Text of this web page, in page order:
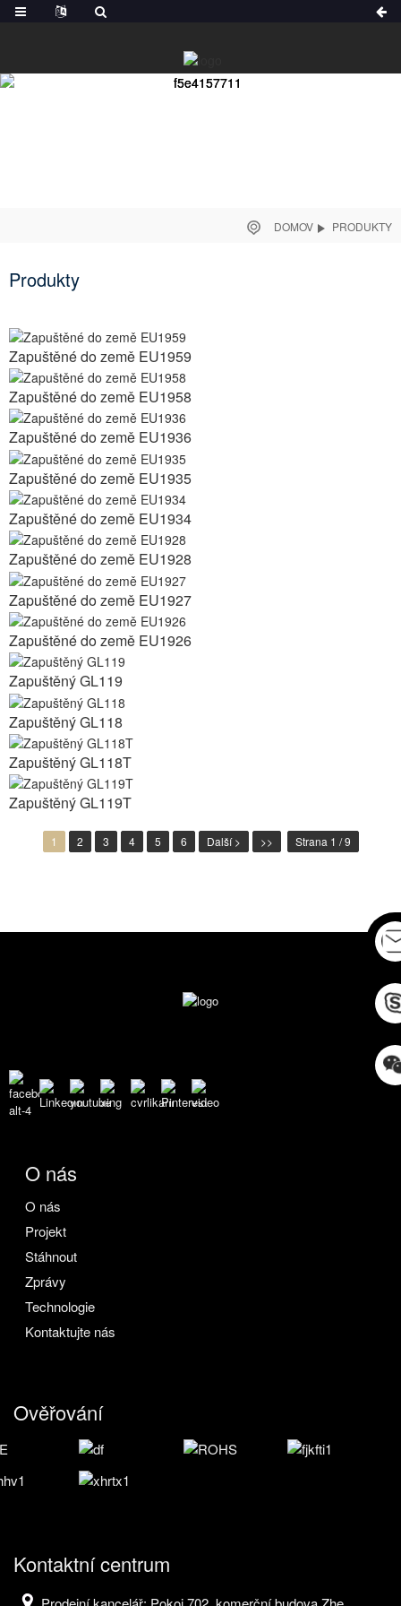
DOMOV PRODUKTY
Produkty
Zapuštěné do země EU1959
Zapuštěné do země EU1958
Zapuštěné do země EU1936
Zapuštěné do země EU1935
Zapuštěné do země EU1934
Zapuštěné do země EU1928
Zapuštěné do země EU1927
Zapuštěné do země EU1926
Zapuštěný GL119
Zapuštěný GL118
Zapuštěný GL118T
Zapuštěný GL119T
1 2 3 4 5 6 Další > >> Strana 1 / 9
O nás
O nás
Projekt
Stáhnout
Zprávy
Technologie
Kontaktujte nás
Ověřování
Kontaktní centrum